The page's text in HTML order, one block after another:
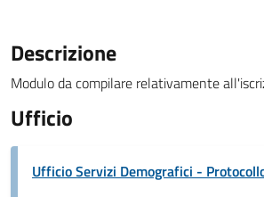
Descrizione
Modulo da compilare relativamente
Ufficio
Ufficio Servizi Demografici -